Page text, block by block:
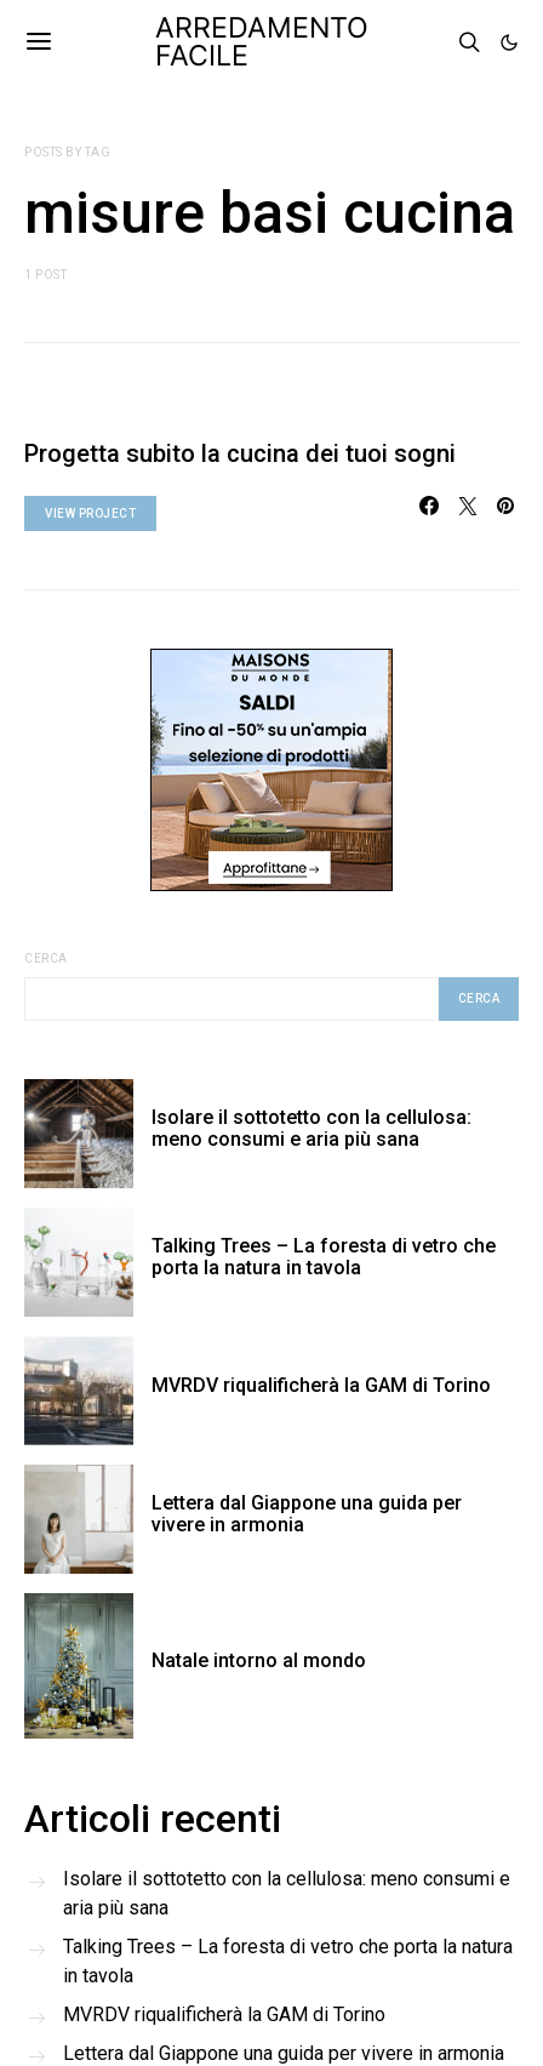
ARREDAMENTO
FACILE
POSTS BY TAG
misure basi cucina
1 POST
Progetta subito la cucina dei tuoi sogni
VIEW PROJECT
CERCA
CERCA
Isolare il sottotetto con la cellulosa:
meno consumi e aria più sana
Talking Trees – La foresta di vetro che
porta la natura in tavola
MVRDV riqualificherà la GAM di Torino
Lettera dal Giappone una guida per
vivere in armonia
Natale intorno al mondo
Articoli recenti
Isolare il sottotetto con la cellulosa: meno consumi e
aria più sana
Talking Trees – La foresta di vetro che porta la natura
in tavola
MVRDV riqualificherà la GAM di Torino
Lettera dal Giappone una guida per vivere in armonia